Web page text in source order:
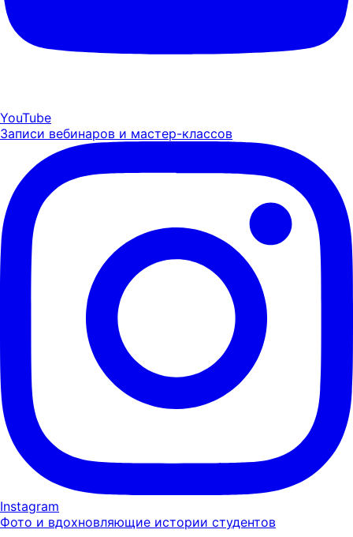
YouTube
Записи вебинаров и мастер-классов
Instagram
Фото и вдохновляющие истории студентов